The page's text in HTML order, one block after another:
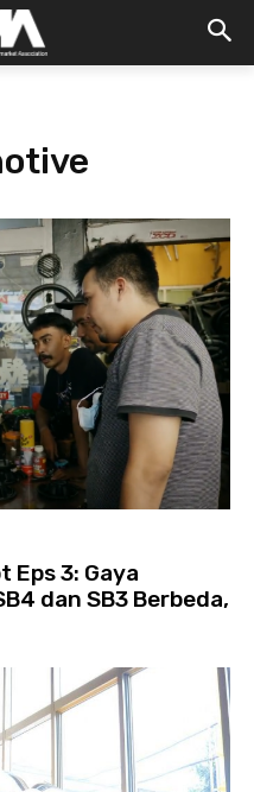
Eps 3: Gaya
dan SB3 Berbeda,